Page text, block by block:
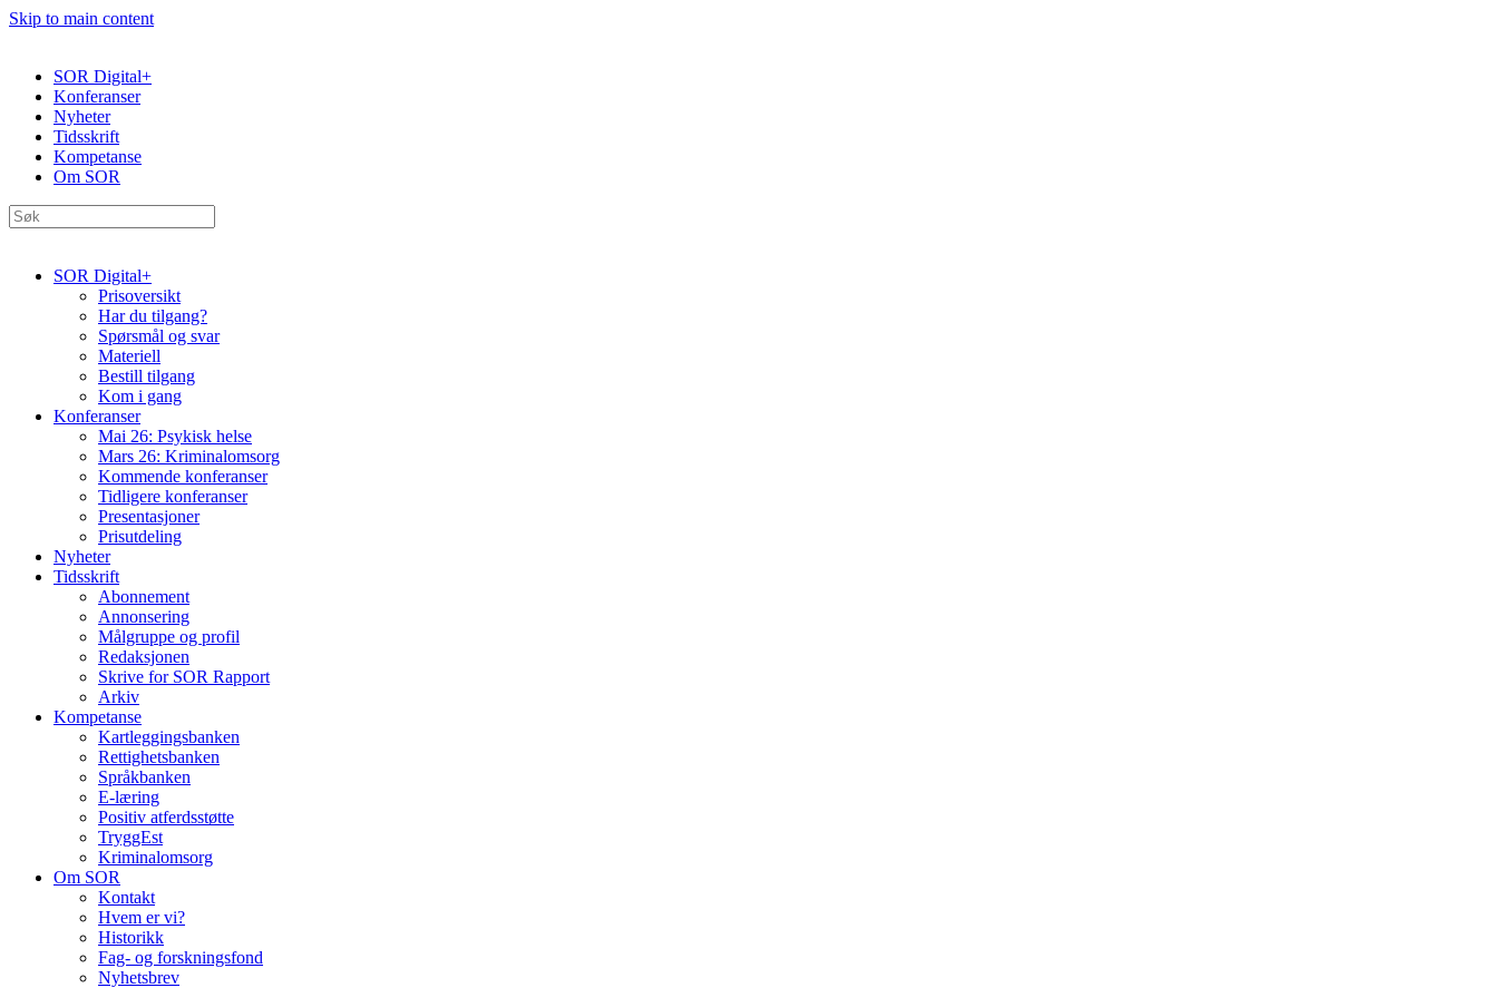
Skip to main content
SOR Digital+
Konferanser
Nyheter
Tidsskrift
Kompetanse
Om SOR
SOR Digital+
Prisoversikt
Har du tilgang?
Spørsmål og svar
Materiell
Bestill tilgang
Kom i gang
Konferanser
Mai 26: Psykisk helse
Mars 26: Kriminal­omsorg
Kommende konferanser
Tidligere konferanser
Presentasjoner
Prisutdeling
Nyheter
Tidsskrift
Abonnement
Annonsering
Målgruppe og profil
Redaksjonen
Skrive for SOR Rapport
Arkiv
Kompetanse
Kartleggingsbanken
Rettighetsbanken
Språkbanken
E-læring
Positiv atferdsstøtte
TryggEst
Kriminalomsorg
Om SOR
Kontakt
Hvem er vi?
Historikk
Fag- og forskningsfond
Nyhetsbrev